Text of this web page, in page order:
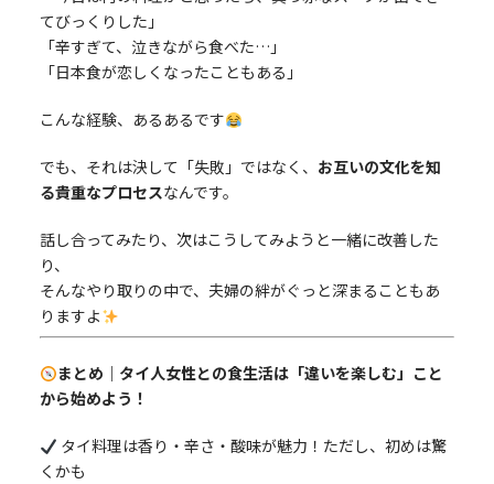
てびっくりした」
「辛すぎて、泣きながら食べた…」
「日本食が恋しくなったこともある」
こんな経験、あるあるです
でも、それは決して「失敗」ではなく、 お互いの文化を知
る貴重なプロセスなんです。
話し合ってみたり、次はこうしてみようと一緒に改善した
り、
そんなやり取りの中で、夫婦の絆がぐっと深まることもあ
りますよ
まとめ｜タイ人女性との食生活は「違いを楽しむ」こと
から始めよう！
タイ料理は香り・辛さ・酸味が魅力！ただし、初めは驚
くかも